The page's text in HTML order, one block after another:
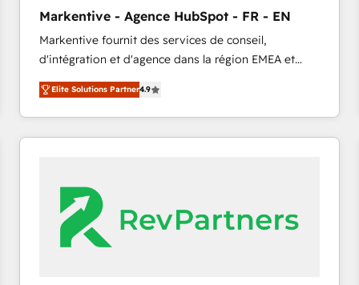
2️⃣ AIエージェント組織構築 営業・マーケティング業務
の一部をAIが自律実行する組織への移行を設計・実装。
Breeze・Claude等をHubSpotと連携させ、役割定義・
運用ルール・成果指標まで含めて設計します。 3️⃣ 全社
DX × AI推進のPMO伴走支援 複数部門をまたぐDX×AI変
革を、構想から実装・定着までPMOとして主導。「設
定の代行ではなく、設計の責任」を引き受け、部門横断
計・導線設計・テンプレート設計をContent Hubで一体
提供。 ▸ 既存CRM・MAからの移行支援：Salesforce・
Marketo・Pardot等からの移行、カスタム設計、履歴
Markentive - Agence HubSpot - FR - EN
Markentive fournit des services de conseil,
d'intégration et d'agence dans la région EMEA et
North America. Avec plus de 115 experts en
marketing automation, Growth, Revops, CRM et
webdesign. Markentive is both a consulting firm, a
digital agency and an integrator. With over 115
customers).
Elite Solutions Partner4.9